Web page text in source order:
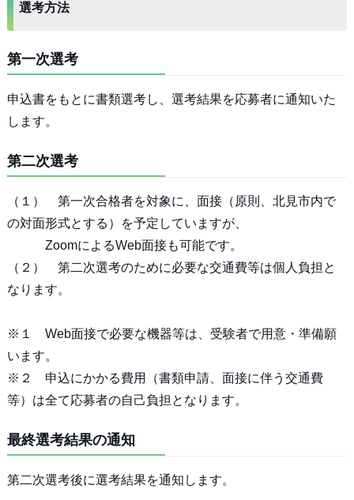
選考方法
第一次選考
申込書をもとに書類選考し、選考結果を応募者に通知いた
します。
第二次選考
（１） 第一次合格者を対象に、面接（原則、北見市内で
の対面形式とする）を予定していますが、
ZoomによるWeb面接も可能です。
（２） 第二次選考のために必要な交通費等は個人負担と
なります。
※１ Web面接で必要な機器等は、受験者で用意・準備願
います。
※２ 申込にかかる費用（書類申請、面接に伴う交通費
等）は全て応募者の自己負担となります。
最終選考結果の通知
第二次選考後に選考結果を通知します。